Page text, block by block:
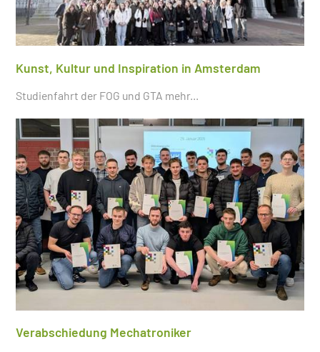
Kunst, Kultur und Inspiration in Amsterdam
Studienfahrt der FOG und GTA mehr...
Verabschiedung Mechatroniker